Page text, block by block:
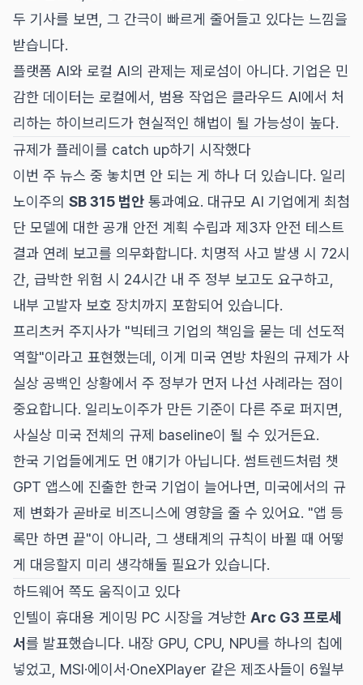
두 기사를 보면, 그 간극이 빠르게 줄어들고 있다는 느낌을
받습니다.
플랫폼 AI와 로컬 AI의 관제는 제로섬이 아니다. 기업은 민
감한 데이터는 로컬에서, 범용 작업은 클라우드 AI에서 처
리하는 하이브리드가 현실적인 해법이 될 가능성이 높다.
규제가 플레이를 catch up하기 시작했다
이번 주 뉴스 중 놓치면 안 되는 게 하나 더 있습니다. 일리
노이주의 SB 315 법안 통과예요. 대규모 AI 기업에게 최첨
단 모델에 대한 공개 안전 계획 수립과 제3자 안전 테스트
결과 연례 보고를 의무화합니다. 치명적 사고 발생 시 72시
간, 급박한 위험 시 24시간 내 주 정부 보고도 요구하고,
내부 고발자 보호 장치까지 포함되어 있습니다.
프리츠커 주지사가 "빅테크 기업의 책임을 묻는 데 선도적
역할"이라고 표현했는데, 이게 미국 연방 차원의 규제가 사
실상 공백인 상황에서 주 정부가 먼저 나선 사례라는 점이
중요합니다. 일리노이주가 만든 기준이 다른 주로 퍼지면,
사실상 미국 전체의 규제 baseline이 될 수 있거든요.
한국 기업들에게도 먼 얘기가 아닙니다. 썸트렌드처럼 챗
GPT 앱스에 진출한 한국 기업이 늘어나면, 미국에서의 규
제 변화가 곧바로 비즈니스에 영향을 줄 수 있어요. "앱 등
록만 하면 끝"이 아니라, 그 생태계의 규칙이 바뀔 때 어떻
게 대응할지 미리 생각해둘 필요가 있습니다.
하드웨어 쪽도 움직이고 있다
인텔이 휴대용 게이밍 PC 시장을 겨냥한 Arc G3 프로세
서를 발표했습니다. 내장 GPU, CPU, NPU를 하나의 칩에
넣었고, MSI·에이서·OneXPlayer 같은 제조사들이 6월부